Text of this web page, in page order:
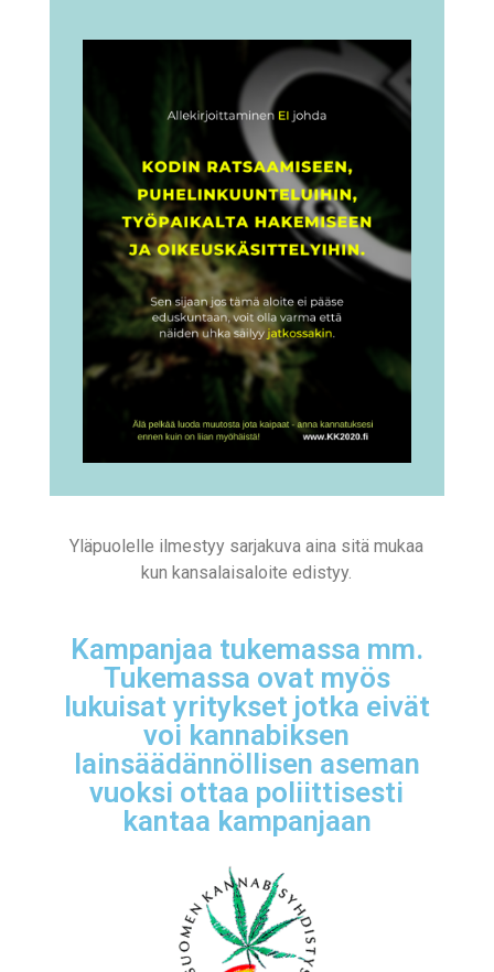
Yläpuolelle ilmestyy sarjakuva aina sitä mukaa
kun kansalaisaloite edistyy.
Kampanjaa tukemassa mm.
Tukemassa ovat myös
lukuisat yritykset jotka eivät
voi kannabiksen
lainsäädännöllisen aseman
vuoksi ottaa poliittisesti
kantaa kampanjaan